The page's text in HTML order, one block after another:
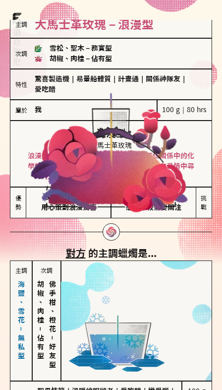
主調 大馬士革玫瑰－浪漫型
次調
雪松、聖木 － 務實型
胡椒、肉桂 － 佔有型
特性
驚喜製造機 易暈船體質 計畫通 關係神隊友
愛吃醋
屬於 我 100 g｜80 hrs
浪漫型
大馬士革玫瑰
浪漫型的人以激情與性吸引力為基礎，深信關係中的化
學效應，認為每次相遇都是命中註定。傾向在愛情中尋
找火花，經常表達對另一半的愛意和讚美。
優
勢
保持戀愛新鮮感
用心策劃浪漫驚喜
情緒起伏較大
感情中較需要關注
挑
戰
對方的主調蠟燭是...
主調
海鹽、雪花－無私型
次調
胡椒、肉桂
－
佔有型
佛手柑、橙花
－
好友型